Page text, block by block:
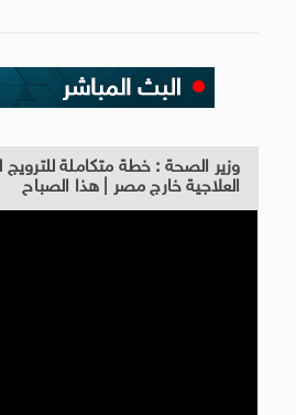
وزير الصحة : خطة متكاملة
العلاجية خارج مصر | هذا الصباح